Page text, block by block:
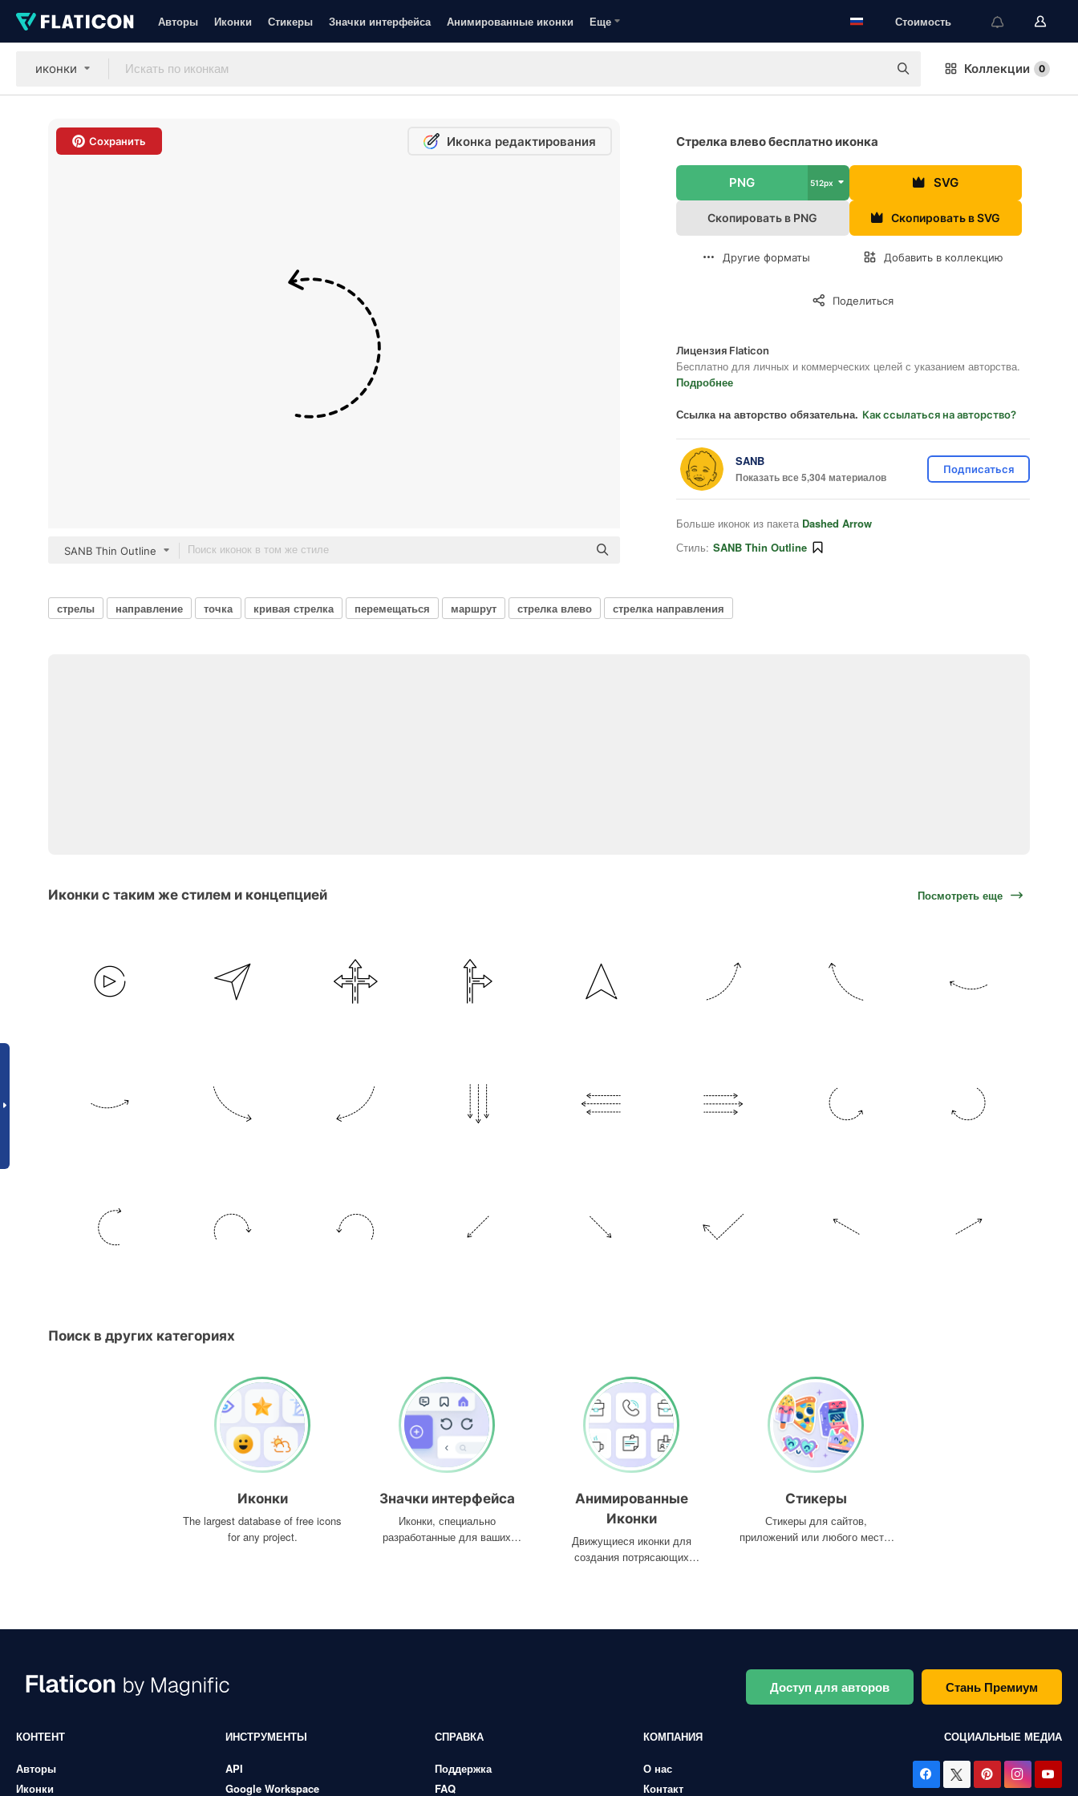
Авторы Иконки Стикеры Значки интерфейса Анимированные иконки Еще Стоимость
иконки Коллекции 0
Сохранить Иконка редактирования
SANB Thin Outline
Стрелка влево бесплатно иконка
PNG 512px SVG
Скопировать в PNG Скопировать в SVG
Другие форматы Добавить в коллекцию
Поделиться
Лицензия Flaticon
Бесплатно для личных и коммерческих целей с указанием авторства.
Подробнее
Ссылка на авторство обязательна. Как ссылаться на авторство?
SANB
Показать все 5,304 материалов
Подписаться
Больше иконок из пакета Dashed Arrow
Стиль: SANB Thin Outline
стрелы направление точка кривая стрелка перемещаться маршрут стрелка влево стрелка направления
Иконки с таким же стилем и концепцией Посмотреть еще
Поиск в других категориях
Иконки
The largest database of free icons
for any project.
Значки интерфейса
Иконки, специально
разработанные для ваших
Анимированные
Иконки
Движущиеся иконки для
создания потрясающих
Стикеры
Стикеры для сайтов,
приложений или любого места,
Доступ для авторов Стань Премиум
КОНТЕНТ
Авторы
Иконки
ИНСТРУМЕНТЫ
API
Google Workspace
СПРАВКА
Поддержка
FAQ
КОМПАНИЯ
О нас
Контакт
СОЦИАЛЬНЫЕ МЕДИА